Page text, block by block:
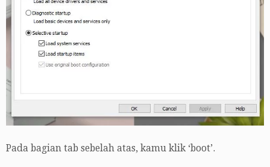
Pada bagian tab sebelah atas, kamu klik ‘boot’.